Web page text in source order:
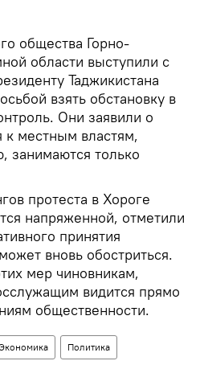
общества Горно-
области выступили с
Таджикистана
взять обстановку в
Они заявили о
к местным властям,
занимаются только
протеста в Хороге
напряженной, отметили
принятия
вновь обостриться.
мер чиновникам,
видится прямо
общественности.
Политика